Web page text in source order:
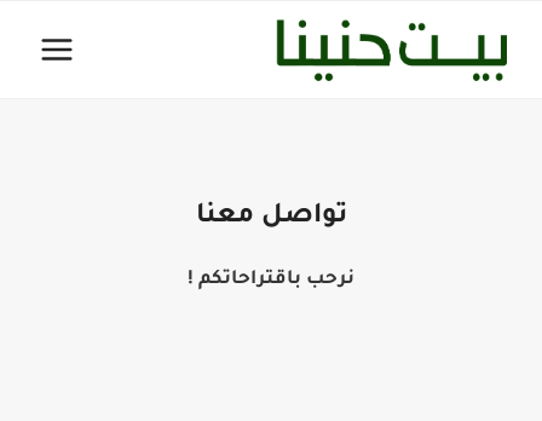
المحتوى
تواصل معنا
نرحب باقتراحاتكم !